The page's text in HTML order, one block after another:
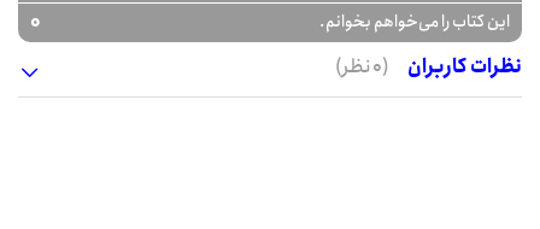
این کتاب را می‌خواهم بخوانم.
0
نظرات کاربران
(0 نظر)